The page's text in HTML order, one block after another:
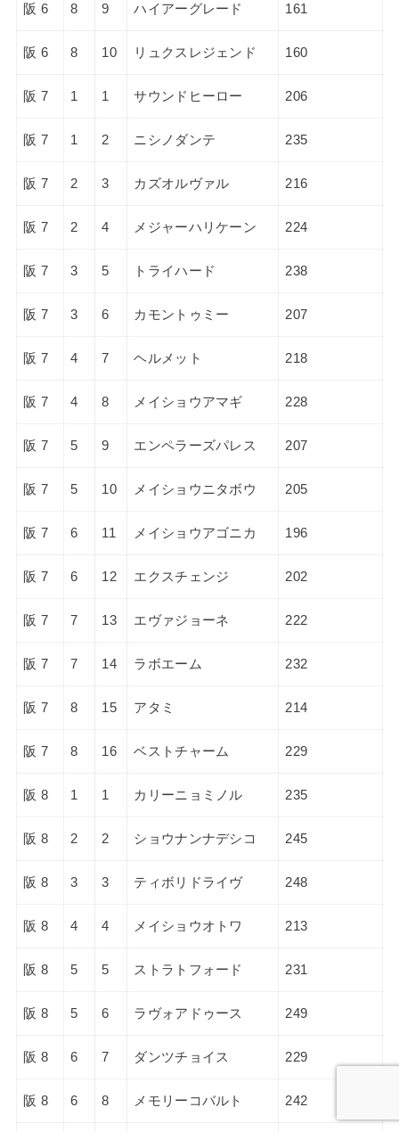
阪 6 8 9 ハイアーグレード 161
阪 6 8 10 リュクスレジェンド 160
阪 7 1 1 サウンドヒーロー 206
阪 7 1 2 ニシノダンテ 235
阪 7 2 3 カズオルヴァル 216
阪 7 2 4 メジャーハリケーン 224
阪 7 3 5 トライハード 238
阪 7 3 6 カモントゥミー 207
阪 7 4 7 ヘルメット 218
阪 7 4 8 メイショウアマギ 228
阪 7 5 9 エンペラーズパレス 207
阪 7 5 10 メイショウニタボウ 205
阪 7 6 11 メイショウアゴニカ 196
阪 7 6 12 エクスチェンジ 202
阪 7 7 13 エヴァジョーネ 222
阪 7 7 14 ラボエーム 232
阪 7 8 15 アタミ 214
阪 7 8 16 ベストチャーム 229
阪 8 1 1 カリーニョミノル 235
阪 8 2 2 ショウナンナデシコ 245
阪 8 3 3 ティボリドライヴ 248
阪 8 4 4 メイショウオトワ 213
阪 8 5 5 ストラトフォード 231
阪 8 5 6 ラヴォアドゥース 249
阪 8 6 7 ダンツチョイス 229
阪 8 6 8 メモリーコバルト 242